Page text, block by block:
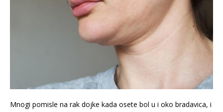
Mnogi pomisle na rak dojke kada osete bol u i oko bradavica, i